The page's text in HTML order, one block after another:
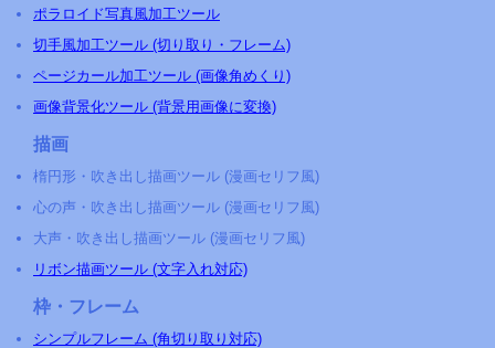
ポラロイド写真風加工ツール
切手風加工ツール (切り取り・フレーム)
ページカール加工ツール (画像角めくり)
画像背景化ツール (背景用画像に変換)
描画
楕円形・吹き出し描画ツール (漫画セリフ風)
心の声・吹き出し描画ツール (漫画セリフ風)
大声・吹き出し描画ツール (漫画セリフ風)
リボン描画ツール (文字入れ対応)
枠・フレーム
シンプルフレーム (角切り取り対応)